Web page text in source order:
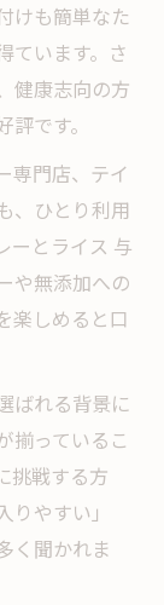
けも簡単なた
ています。さ
健康志向の方
です。
専門店、テイ
、ひとり利用
ーとライス 与
や無添加への
楽しめると口
ばれる背景に
揃っているこ
挑戦する方
やすい」
く聞かれま